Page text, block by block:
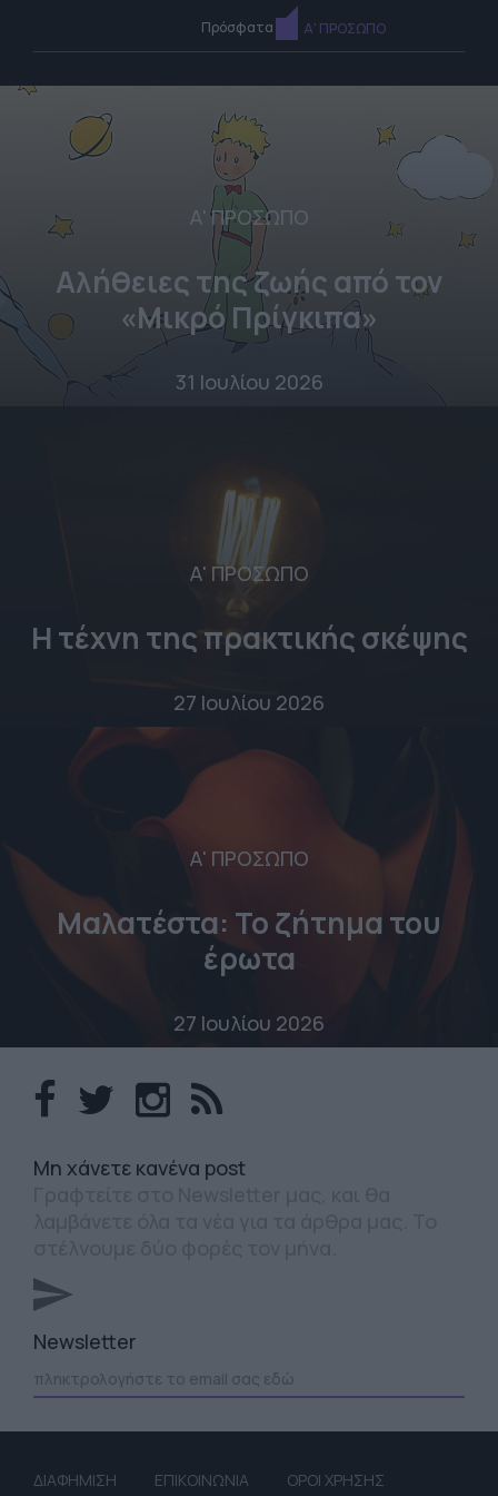
Πρόσφατα Α' ΠΡΟΣΩΠΟ
Α' ΠΡΟΣΩΠΟ
Αλήθειες της ζωής από τον
«Μικρό Πρίγκιπα»
31 Ιουλίου 2026
Α' ΠΡΟΣΩΠΟ
Η τέχνη της πρακτικής σκέψης
27 Ιουλίου 2026
Α' ΠΡΟΣΩΠΟ
Μαλατέστα: Το ζήτημα του
έρωτα
27 Ιουλίου 2026
Mη χάνετε κανένα post
Newsletter
ΔΙΑΦΗΜΙΣΗ ΕΠΙΚΟΙΝΩΝΙΑ ΟΡΟΙ ΧΡΗΣΗΣ